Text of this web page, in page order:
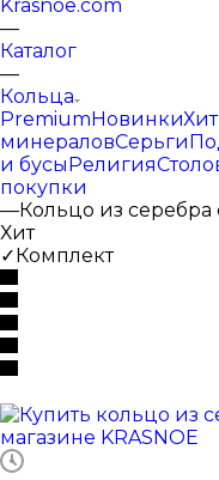
Krasnoe.com
—
Каталог
—
Кольца
PremiumНовинки
минераловСерьги
и бусыРелигия
покупки
—Кольцо из серебра
Хит
✓Комплект